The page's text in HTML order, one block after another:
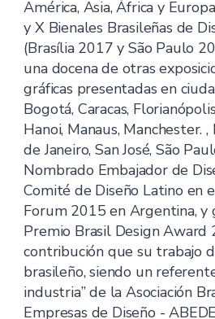
América, Asia, África y
y X Bienales Brasileñas de
(Brasília 2017 y São Paulo
una docena de otras
gráficas presentadas en
Bogotá, Caracas,
Hanoi, Manaus, Manchester.
de Janeiro, San José, São
Nombrado Embajador de
Comité de Diseño Latino en
Forum 2015 en Argentina, y
Premio Brasil Design Award
contribución que su trabajo
brasileño, siendo un
industria” de la Asociación
Empresas de Diseño -